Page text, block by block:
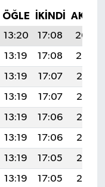
ÖĞLE İKINDI
13:20 17:08
20:20
13:19 17:08
20:19
13:19 17:07
20:18
13:19 17:07
20:17
13:19 17:06
20:16
13:19 17:06
20:15
13:19 17:05
20:13
13:19 17:05
20:12